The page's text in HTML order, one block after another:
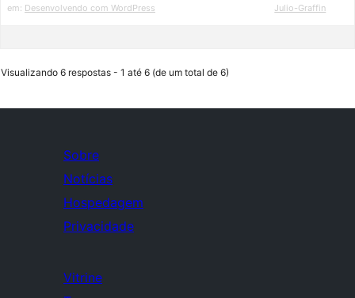
em: Desenvolvendo com WordPress Julio-Graffin
Visualizando 6 respostas - 1 até 6 (de um total de 6)
Sobre
Notícias
Hospedagem
Privacidade
Vitrine